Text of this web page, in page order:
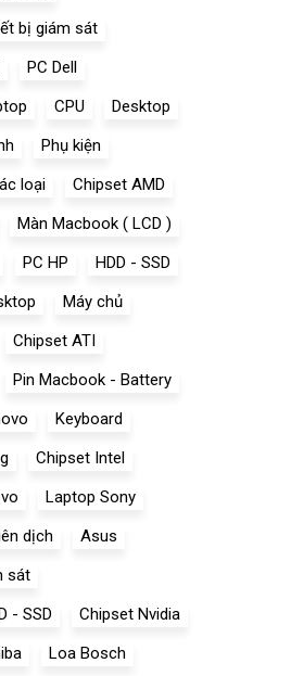
bị giám sát
PC Dell
CPU
Desktop
Phụ kiện
loại
Chipset AMD
Màn Macbook ( LCD )
PC HP
HDD - SSD
Máy chủ
Chipset ATI
Pin Macbook - Battery
Keyboard
Chipset Intel
Laptop Sony
dịch
Asus
sát
- SSD
Chipset Nvidia
Loa Bosch